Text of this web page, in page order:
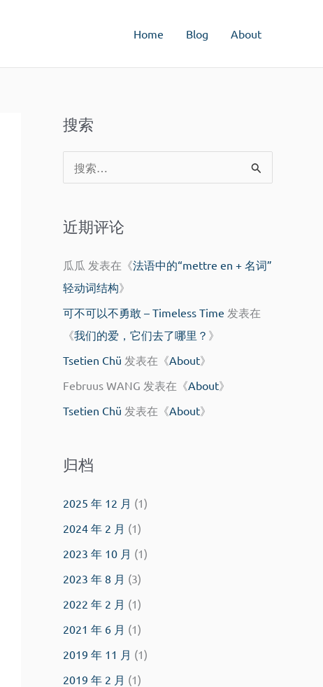
Home Blog About
搜索
索
近期评论
瓜瓜 发表在《法语中的“mettre en + 名词”
轻动词结构》
可不可以不勇敢 – Timeless Time 发表在
《我们的爱，它们去了哪里？ 》
Tsetien Chü 发表在《About》
Februus WANG 发表在《About》
Tsetien Chü 发表在《About》
归档
2025 年 12 月 (1)
2024 年 2 月 (1)
2023 年 10 月 (1)
2023 年 8 月 (3)
2022 年 2 月 (1)
2021 年 6 月 (1)
2019 年 11 月 (1)
2019 年 2 月 (1)